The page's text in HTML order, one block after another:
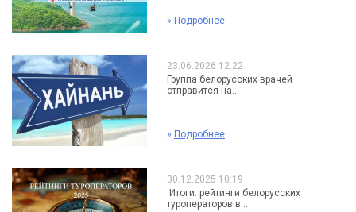
» Подробнее
23.06.2026 12:22
Группа белорусских врачей
отправится на...
» Подробнее
30.12.2025 10:19
Итоги: рейтинги белорусских
туроператоров в...